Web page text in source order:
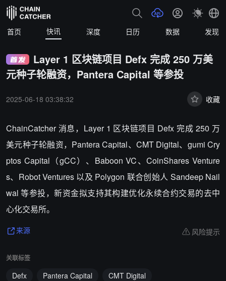
首页 快讯 深度 日历 数据 发现
Layer 1 区块链项目 Defx 完成 250 万美
元种子轮融资，Pantera Capital 等参投
2025-06-18 03:38:32 收藏
ChainCatcher 消息，Layer 1 区块链项目 Defx 完成 250 万
美元种子轮融资，Pantera Capital、CMT Digital、gumi Cry
ptos Capital（gCC）、Baboon VC、CoinShares Venture
s、Robot Ventures 以及 Polygon 联合创始人 Sandeep Nail
wal 等参投，新资金拟支持其构建优化永续合约交易的去中
心化交易所。
来源 风险提示
关联标签
Defx Pantera Capital CMT Digital